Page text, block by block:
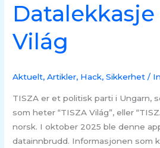
Datalekkasje
Világ
Aktuelt,Artikler, Hack,Sikkerhet /
TISZA er et politisk parti i Ungarn,
som heter “TISZA Világ”, eller
norsk. I oktober 2025 ble denne
datainnbrudd. Informasjonen som